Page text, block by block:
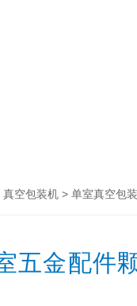
真空包装机 > 单室真空包
五金配件